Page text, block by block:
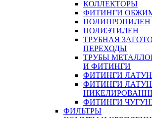
КОЛЛЕКТОРЫ
ФИТИНГИ
ПОЛИПРОПИЛЕН
ПОЛИЭТИЛЕН
ТРУБНАЯ
ПЕРЕХОДЫ
ТРУБЫ
И ФИТИНГИ
ФИТИНГИ
ФИТИНГИ
ФИТИНГИ
ФИЛЬТРЫ